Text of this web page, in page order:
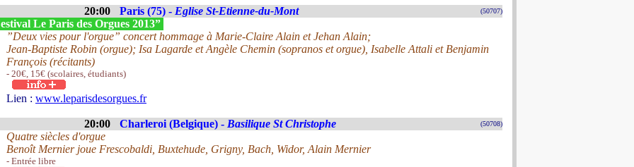
20:00 Paris (75) - Eglise St-Etienne-du-Mont (50707)
Le Paris des Orgues 2013”
”Deux vies pour l'orgue” concert hommage à Marie-Claire Alain et Jehan Alain;
Jean-Baptiste Robin (orgue); Isa Lagarde et Angèle Chemin (sopranos et orgue), Isabelle Attali et Benjamin
François (récitants)
- 20€, 15€ (scolaires, étudiants)
Lien : www.leparisdesorgues.fr
20:00 Charleroi (Belgique) - Basilique St Christophe (50708)
Quatre siècles d'orgue
Benoît Mernier joue Frescobaldi, Buxtehude, Grigny, Bach, Widor, Alain Mernier
- Entrée libre